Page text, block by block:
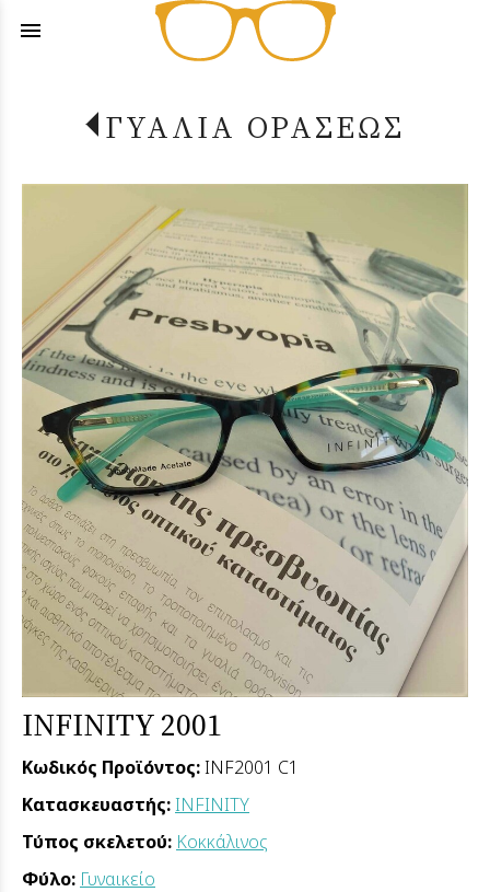
menu
ΓΥΑΛΙΑ ΟΡΑΣΕΩΣ
INFINITY 2001
Κωδικός Προϊόντος:INF2001 C1
Κατασκευαστής:INFINITY
Τύπος σκελετού: Κοκκάλινος
Φύλο: Γυναικείο